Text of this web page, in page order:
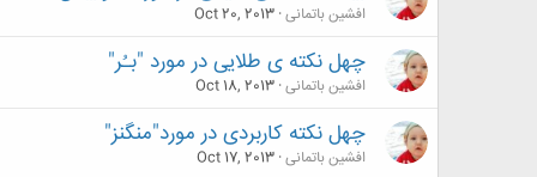
افشین باتمانی Oct 20, 2013
چهل نکته ی طلایی در مورد "بـُر"
افشین باتمانی Oct 18, 2013
چهل نکته کاربردی در مورد"منگنز"
افشین باتمانی Oct 17, 2013